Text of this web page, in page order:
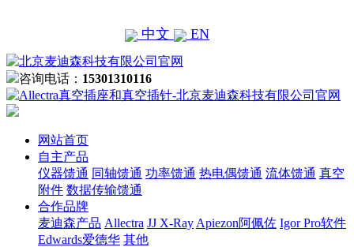
中文 EN
咨询电话： 15301310116
网站首页
自主产品
仪器馈通 同轴馈通 功率馈通 热电偶馈通 流体馈通 真空
附件 数据传输馈通
合作品牌
麦迪森产品 Allectra JJ X-Ray Apiezon阿佩佐 Igor Pro软件
Edwards爱德华 其他